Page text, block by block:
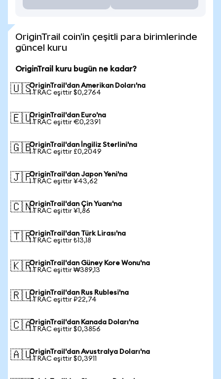
OriginTrail coin'in çeşitli para birimlerinde
güncel kuru
OriginTrail kuru bugün ne kadar?
🇺🇸OriginTrail'dan Amerikan Doları'na
1 TRAC eşittir $0,2764
🇪🇺OriginTrail'dan Euro'na
1 TRAC eşittir €0,2391
🇬🇧OriginTrail'dan İngiliz Sterlini'na
1 TRAC eşittir £0,2049
🇯🇵OriginTrail'dan Japon Yeni'na
1 TRAC eşittir ¥43,62
🇨🇳OriginTrail'dan Çin Yuanı'na
1 TRAC eşittir ¥1,86
🇹🇷OriginTrail'dan Türk Lirası'na
1 TRAC eşittir ₺13,18
🇰🇷OriginTrail'dan Güney Kore Wonu'na
1 TRAC eşittir ₩389,13
🇷🇺OriginTrail'dan Rus Rublesi'na
1 TRAC eşittir ₽22,74
🇨🇦OriginTrail'dan Kanada Doları'na
1 TRAC eşittir $0,3856
🇦🇺OriginTrail'dan Avustralya Doları'na
1 TRAC eşittir $0,3911